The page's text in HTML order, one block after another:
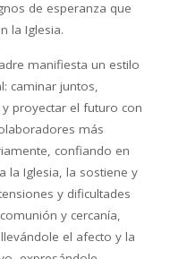
de esperanza que
la Iglesia.
manifiesta un estilo
caminar juntos,
proyectar el futuro con
más
confiando en
la Iglesia, la sostiene y
y dificultades
y cercanía,
el afecto y la